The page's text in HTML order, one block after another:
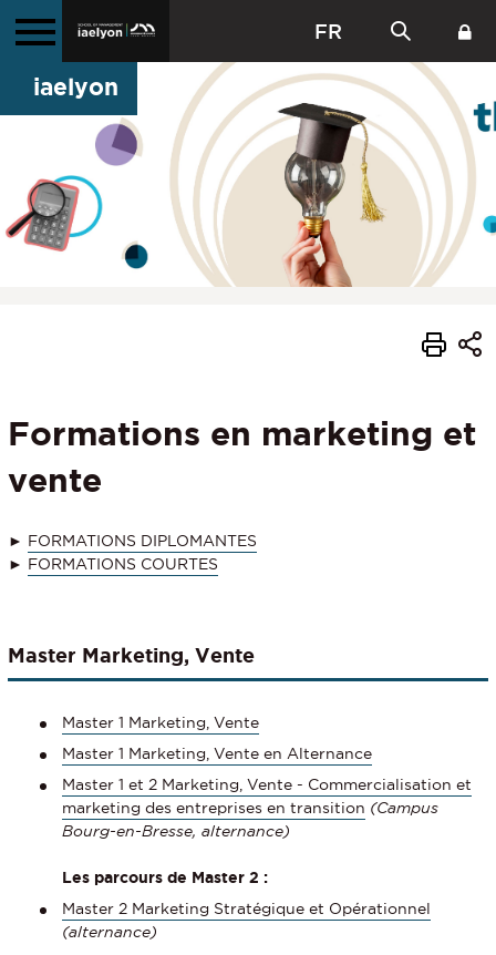
FR
iaelyon
Formations en marketing et
vente
► FORMATIONS DIPLOMANTES
► FORMATIONS COURTES
Master Marketing, Vente
Master 1 Marketing, Vente
Master 1 Marketing, Vente en Alternance
Master 1 et 2 Marketing, Vente - Commercialisation et
marketing des entreprises en transition (Campus
Bourg-en-Bresse, alternance)
Les parcours de Master 2 :
Master 2 Marketing Stratégique et Opérationnel
(alternance)